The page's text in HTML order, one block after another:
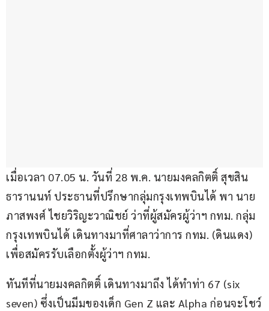
เมื่อเวลา 07.05 น. วันที่ 28 พ.ค. นายมงคลกิตติ์ สุขสิน
ธารานนท์ ประธานที่ปรึกษากลุ่มกรุงเทพบินได้ พา นาย
ภาสพงศ์ ไชยวิริญะวาณิชย์ ว่าที่ผู้สมัครผู้ว่าฯ กทม. กลุ่ม
กรุงเทพบินได้ เดินทางมาที่ศาลาว่าการ กทม. (ดินแดง)
เพื่อสมัครรับเลือกตั้งผู้ว่าฯ กทม.
ทันทีที่นายมงคลกิตติ์ เดินทางมาถึง ได้ทำท่า 67 (six
seven) ซึ่งเป็นมีมของเด็ก Gen Z และ Alpha ก่อนจะโชว์